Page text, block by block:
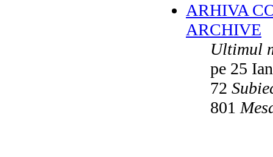
ARHIVA
ARCHIVE
Ultimul
pe 25
72
801